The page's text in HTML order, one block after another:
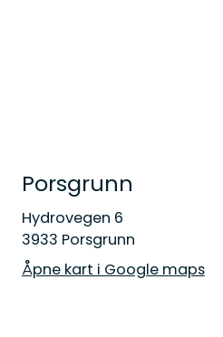
Porsgrunn
Hydrovegen 6
3933 Porsgrunn
Åpne kart i Google maps